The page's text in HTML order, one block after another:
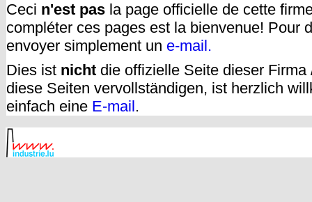
Ceci n'est pas la page officielle de cette
compléter ces pages est la bienvenue! Pour
envoyer simplement un e-mail.
Dies ist nicht die offizielle Seite dieser
diese Seiten vervollständigen, ist herzlich
einfach eine E-mail .